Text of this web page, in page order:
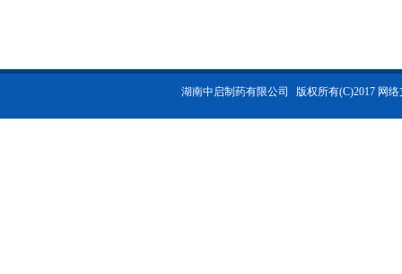
湖南中启制药有限公司 版权所有(C)2017 网